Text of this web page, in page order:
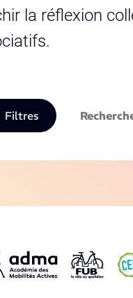
la réflexion
Filtres